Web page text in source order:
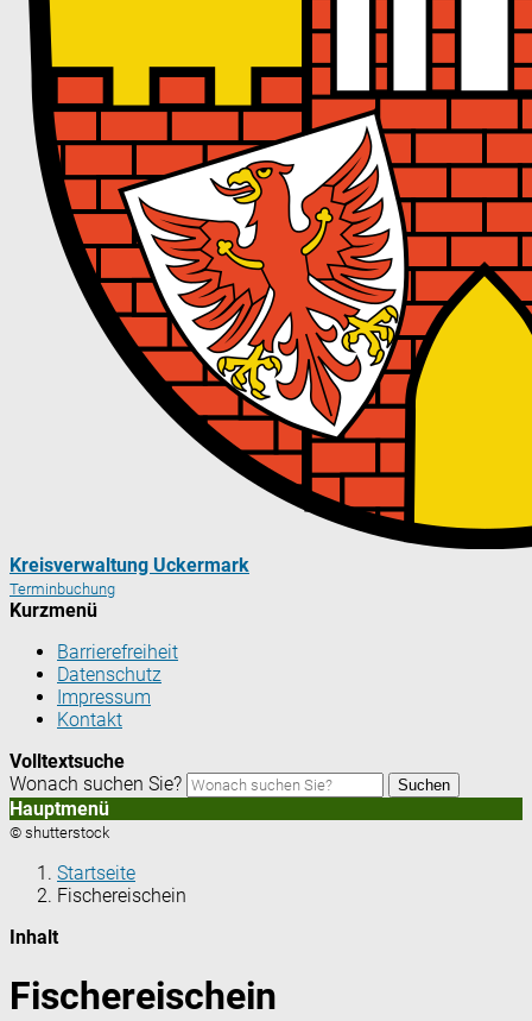
Kreisverwaltung Uckermark
Terminbuchung
Kurzmenü
Barrierefreiheit
Datenschutz
Impressum
Kontakt
Volltextsuche
Wonach suchen Sie?
Suchen
Hauptmenü
© shutterstock
Startseite
Fischereischein
Inhalt
Fischereischein